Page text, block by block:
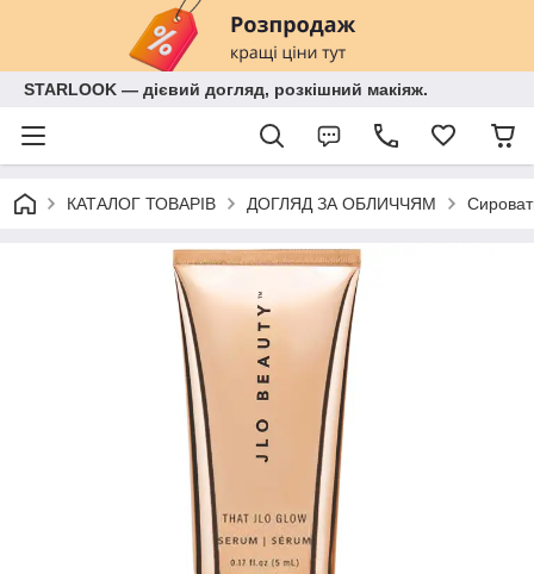
STARLOOK — дієвий догляд, розкішний макіяж.
КАТАЛОГ ТОВАРІВ ДОГЛЯД ЗА ОБЛИЧЧЯМ